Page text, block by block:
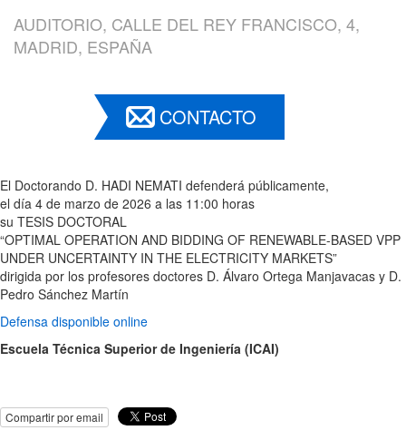
AUDITORIO, CALLE DEL REY FRANCISCO, 4,
MADRID, ESPAÑA
CONTACTO
El Doctorando D. HADI NEMATI defenderá públicamente,
el día 4 de marzo de 2026 a las 11:00 horas
su TESIS DOCTORAL
“OPTIMAL OPERATION AND BIDDING OF RENEWABLE-BASED VPP
UNDER UNCERTAINTY IN THE ELECTRICITY MARKETS”
dirigida por los profesores doctores D. Álvaro Ortega Manjavacas y D.
Pedro Sánchez Martín
Defensa disponible online
Escuela Técnica Superior de Ingeniería (ICAI)
Compartir por email